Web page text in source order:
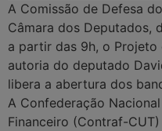
A Comissão de Defesa
Câmara dos Deputados,
a partir das 9h, o Projeto
autoria do deputado
libera a abertura dos
A Confederação
Financeiro (Contraf-